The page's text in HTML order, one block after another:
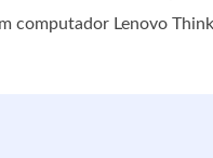
computador Lenovo